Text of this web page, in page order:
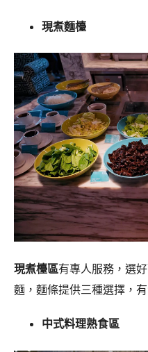
現煮麵檯
現煮檯區有專人服務，選
麵，麵條提供三種選擇，
中式料理熟食區